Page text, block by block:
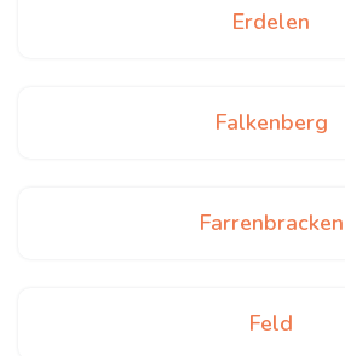
Erdelen
Falkenberg
Farrenbracken
Feld